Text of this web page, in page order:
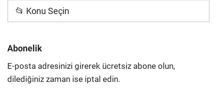
📂 Konu Seçin
Abonelik
E-posta adresinizi girerek ücretsiz abone olun,
dilediğiniz zaman ise iptal edin.